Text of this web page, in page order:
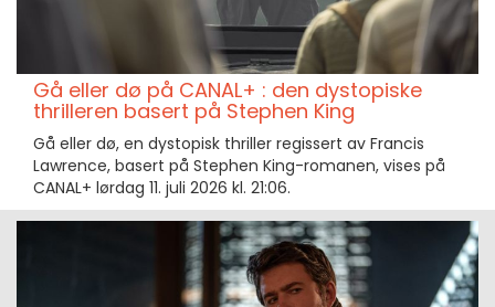
Gå eller dø på CANAL+ : den dystopiske
thrilleren basert på Stephen King
Gå eller dø, en dystopisk thriller regissert av Francis
Lawrence, basert på Stephen King-romanen, vises på
CANAL+ lørdag 11. juli 2026 kl. 21:06.